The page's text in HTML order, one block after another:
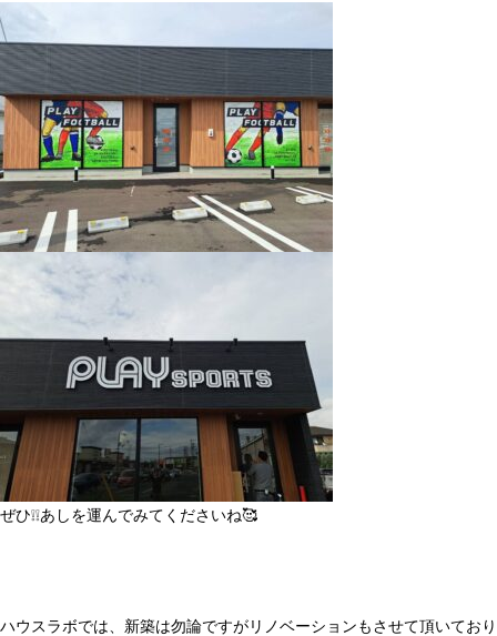
ぜひ❕❕あしを運んでみてくださいね🥰
ハウスラボでは、新築は勿論ですがリノベーションもさせて頂いており